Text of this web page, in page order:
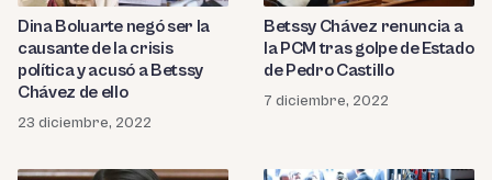
Dina Boluarte negó ser la
causante de la crisis
política y acusó a Betssy
Chávez de ello
23 diciembre, 2022
Betssy Chávez renuncia a
la PCM tras golpe de Estado
de Pedro Castillo
7 diciembre, 2022